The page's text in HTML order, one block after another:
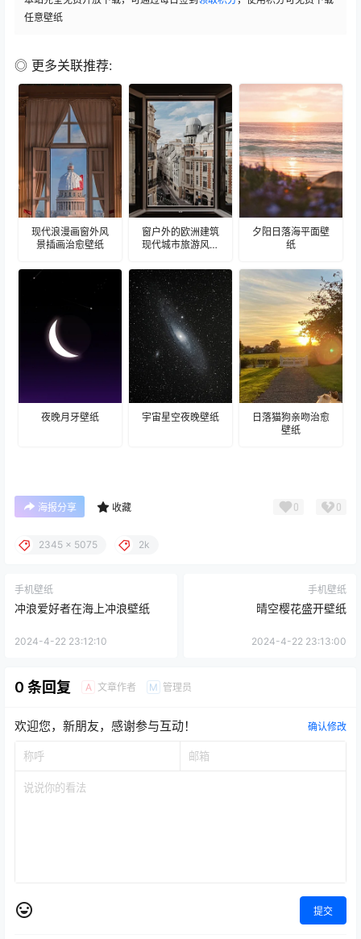
任意壁纸
◎ 更多关联推荐:
现代浪漫画窗外风
景插画治愈壁纸
窗户外的欧洲建筑
现代城市旅游风景
夕阳日落海平面壁
纸
夜晚月牙壁纸 宇宙星空夜晚壁纸
日落猫狗亲吻治愈
壁纸
海报分享 收藏 0 0
2345 x 5075 2k
手机壁纸
冲浪爱好者在海上冲浪壁纸
2024-4-22 23:12:10
手机壁纸
晴空樱花盛开壁纸
2024-4-22 23:13:00
0 条回复 A 文章作者 M 管理员
欢迎您，新朋友，感谢参与互动！ 确认修改
提交